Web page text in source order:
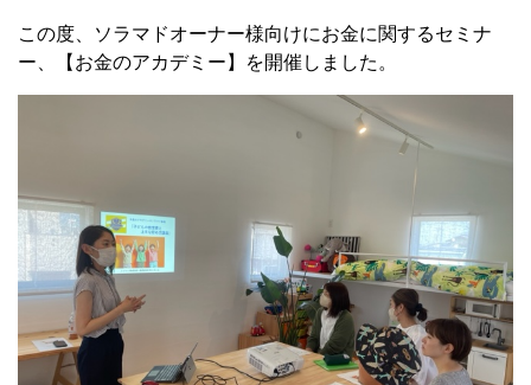
この度、ソラマドオーナー様向けにお金に関するセミナ
ー、【お金のアカデミー】を開催しました。